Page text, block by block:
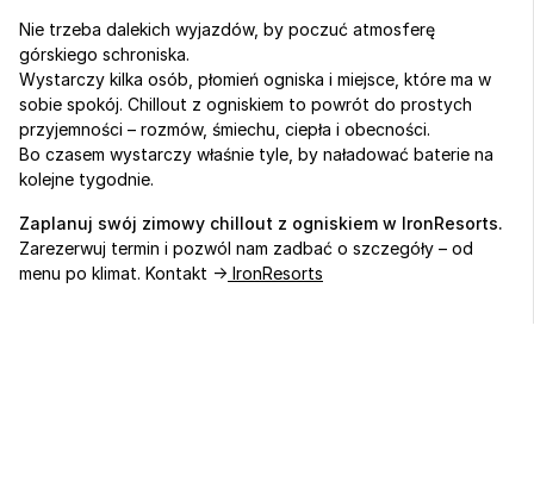
Nie trzeba dalekich wyjazdów, by poczuć atmosferę
górskiego schroniska.
Wystarczy kilka osób, płomień ogniska i miejsce, które ma w
sobie spokój. Chillout z ogniskiem to powrót do prostych
przyjemności – rozmów, śmiechu, ciepła i obecności.
Bo czasem wystarczy właśnie tyle, by naładować baterie na
kolejne tygodnie.
Zaplanuj swój zimowy chillout z ogniskiem w IronResorts.
Zarezerwuj termin i pozwól nam zadbać o szczegóły – od
menu po klimat. Kontakt -> IronResorts